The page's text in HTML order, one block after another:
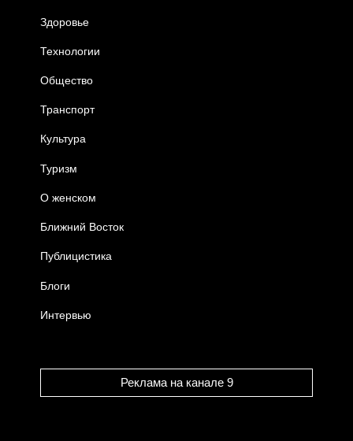
Здоровье
Технологии
Общество
Транспорт
Культура
Туризм
О женском
Ближний Восток
Публицистика
Блоги
Интервью
Реклама на канале 9